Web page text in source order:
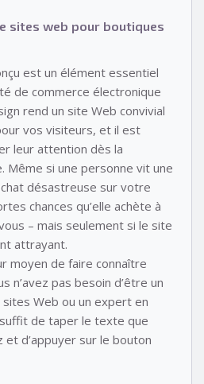
sites web pour boutiques
est un élément essentiel
de commerce électronique
rend un site Web convivial
vos visiteurs, et il est
leur attention dès la
Même si une personne vit une
désastreuse sur votre
chances qu’elle achète à
– mais seulement si le site
attrayant.
moyen de faire connaître
n’avez pas besoin d’être un
Web ou un expert en
de taper le texte que
et d’appuyer sur le bouton